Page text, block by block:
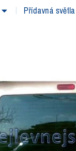
Přídavná světla